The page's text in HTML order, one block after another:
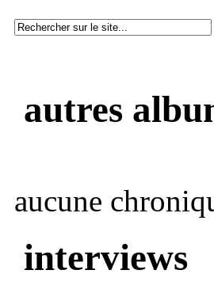
autres
aucune
interviews